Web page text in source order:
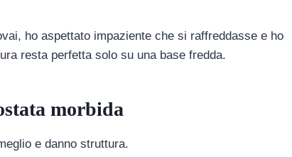
ho aspettato impaziente che si raffreddasse e ho
resta perfetta solo su una base fredda.
morbida
e danno struttura.